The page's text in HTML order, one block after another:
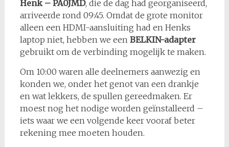
Henk – PA0JMD, die de dag had georganiseerd,
arriveerde rond 09:45. Omdat de grote monitor
alleen een HDMI-aansluiting had en Henks
laptop niet, hebben we een BELKIN-adapter
gebruikt om de verbinding mogelijk te maken.
Om 10:00 waren alle deelnemers aanwezig en
konden we, onder het genot van een drankje
en wat lekkers, de spullen gereedmaken. Er
moest nog het nodige worden geïnstalleerd –
iets waar we een volgende keer vooraf beter
rekening mee moeten houden.